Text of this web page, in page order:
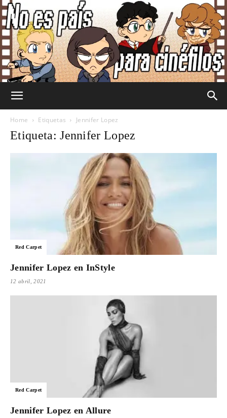
País
Para
Home Etiquetas Jennifer Lopez
Etiqueta: Jennifer Lopez
Red Carpet
Jennifer Lopez en InStyle
12 abril, 2021
Red Carpet
Jennifer Lopez en Allure